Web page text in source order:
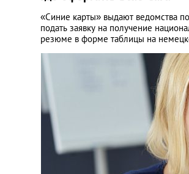
«Синие карты» выдают ведомства
подать заявку на получение
резюме в форме таблицы на